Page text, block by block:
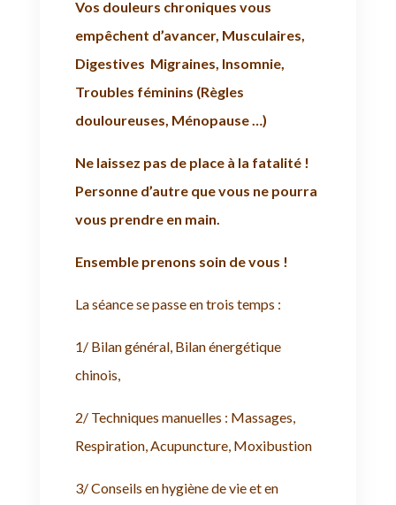
Vos douleurs chroniques vous
empêchent d’avancer, Musculaires,
Digestives Migraines, Insomnie,
Troubles féminins (Règles
douloureuses, Ménopause …)
Ne laissez pas de place à la fatalité !
Personne d’autre que vous ne pourra
vous prendre en main.
Ensemble prenons soin de vous !
La séance se passe en trois temps :
1/ Bilan général, Bilan énergétique
chinois,
2/ Techniques manuelles : Massages,
Respiration, Acupuncture, Moxibustion
3/ Conseils en hygiène de vie et en